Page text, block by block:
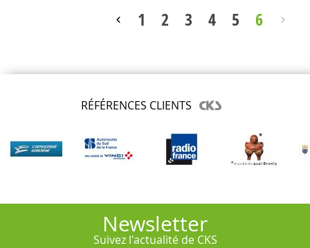
1 2 3 4 5 6
RÉFÉRENCES CLIENTS
Newsletter
Suivez l'actualité de CKS